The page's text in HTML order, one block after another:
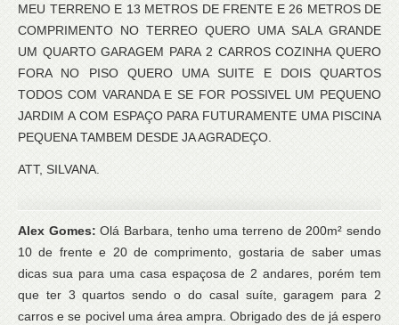
MEU TERRENO E 13 METROS DE FRENTE E 26 METROS DE
COMPRIMENTO NO TERREO QUERO UMA SALA GRANDE
UM QUARTO GARAGEM PARA 2 CARROS COZINHA QUERO
FORA NO PISO QUERO UMA SUITE E DOIS QUARTOS
TODOS COM VARANDA E SE FOR POSSIVEL UM PEQUENO
JARDIM A COM ESPAÇO PARA FUTURAMENTE UMA PISCINA
PEQUENA TAMBEM DESDE JA AGRADEÇO.
ATT, SILVANA.
Alex Gomes:Olá Barbara, tenho uma terreno de 200m² sendo
10 de frente e 20 de comprimento, gostaria de saber umas
dicas sua para uma casa espaçosa de 2 andares, porém tem
que ter 3 quartos sendo o do casal suíte, garagem para 2
carros e se pocivel uma área ampra. Obrigado des de já espero